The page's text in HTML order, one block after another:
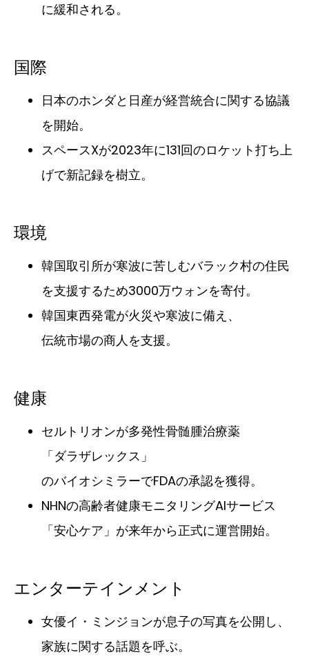
に緩和される。
国際
日本のホンダと日産が経営統合に関する協議
を開始。
スペースXが2023年に131回のロケット打ち上
げで新記録を樹立。
環境
韓国取引所が寒波に苦しむバラック村の住民
を支援するため3000万ウォンを寄付。
韓国東西発電が火災や寒波に備え、
伝統市場の商人を支援。
健康
セルトリオンが多発性骨髄腫治療薬
「ダラザレックス」
のバイオシミラーでFDAの承認を獲得。
NHNの高齢者健康モニタリングAIサービス
「安心ケア」が来年から正式に運営開始。
エンターテインメント
女優イ・ミンジョンが息子の写真を公開し、
家族に関する話題を呼ぶ。